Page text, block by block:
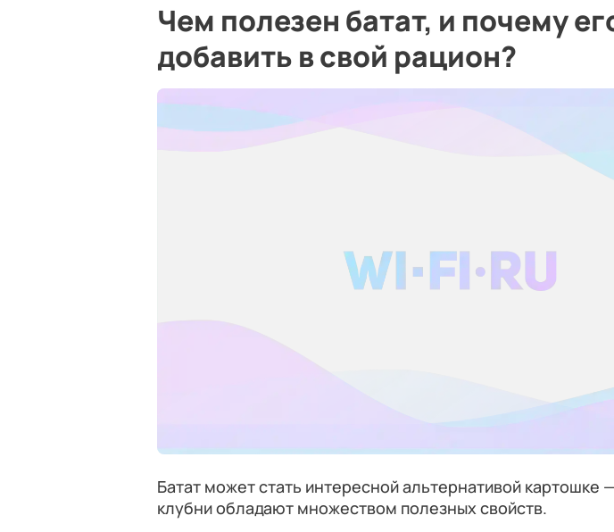
Чем полезен батат, и почему
добавить в свой рацион?
Батат может стать интересной альтернативой картошке
клубни обладают множеством полезных свойств.